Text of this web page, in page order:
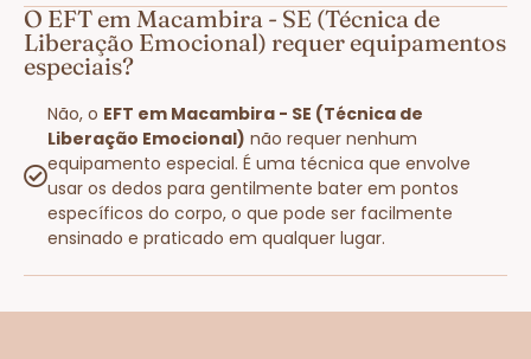
O EFT em Macambira - SE (Técnica de
Liberação Emocional) requer equipamentos
especiais?
Não, o EFT em Macambira - SE (Técnica de
Liberação Emocional) não requer nenhum
equipamento especial. É uma técnica que envolve
usar os dedos para gentilmente bater em pontos
específicos do corpo, o que pode ser facilmente
ensinado e praticado em qualquer lugar.